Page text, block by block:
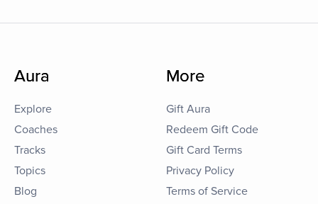
Aura
Explore
Coaches
Tracks
Topics
Blog
More
Gift Aura
Redeem Gift Code
Gift Card Terms
Privacy Policy
Terms of Service